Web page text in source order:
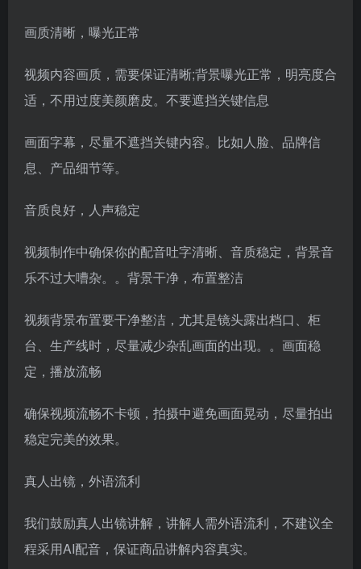
画质清晰，曝光正常
视频内容画质，需要保证清晰;背景曝光正常，明亮度合
适，不用过度美颜磨皮。不要遮挡关键信息
画面字幕，尽量不遮挡关键内容。比如人脸、品牌信
息、产品细节等。
音质良好，人声稳定
视频制作中确保你的配音吐字清晰、音质稳定，背景音
乐不过大嘈杂。。背景干净，布置整洁
视频背景布置要干净整洁，尤其是镜头露出档口、柜
台、生产线时，尽量减少杂乱画面的出现。。画面稳
定，播放流畅
确保视频流畅不卡顿，拍摄中避免画面晃动，尽量拍出
稳定完美的效果。
真人出镜，外语流利
我们鼓励真人出镜讲解，讲解人需外语流利，不建议全
程采用AI配音，保证商品讲解内容真实。